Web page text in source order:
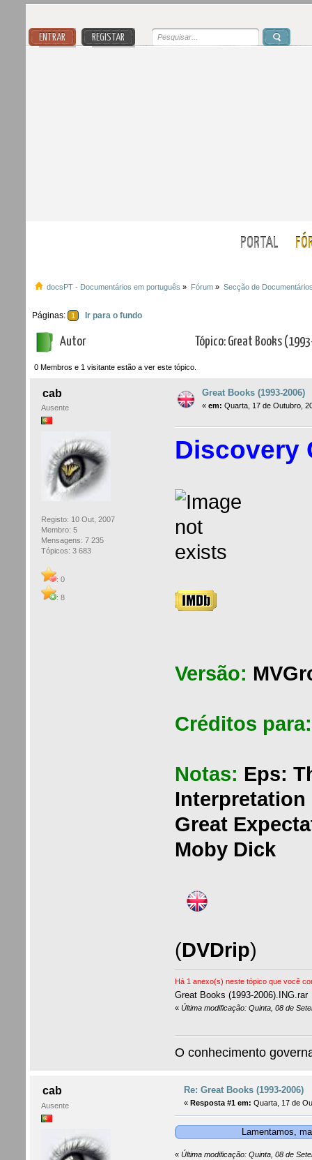
ENTRAR REGISTAR
PORTAL
docsPT - Documentários em português » Fórum » Secção de
Páginas: 1 Ir para o fundo
Autor Tópico: Great Books
0 Membros e 1 visitante estão a ver este tópico.
cab
Ausente
Registo: 10 Out, 2007
Membro: 5
Mensagens: 7 235
Tópicos: 3 683
: 0
: 8
Great Books (1993-2006)
« em: Quarta, 17 de Outubro,
Discovery
Versão:
Créditos para:
Notas: Eps:
Interpretation
Great
Moby Dick
(DVDrip)
Há 1 anexo(s) neste tópico que você
Great Books (1993-2006).ING.rar
«Última modificação: Quinta, 08 de
O conhecimento
cab
Ausente
Re: Great Books (1993-2006)
« Resposta #1 em: Quarta, 17 de
Lamentamos,
«Última modificação: Quinta, 08 de